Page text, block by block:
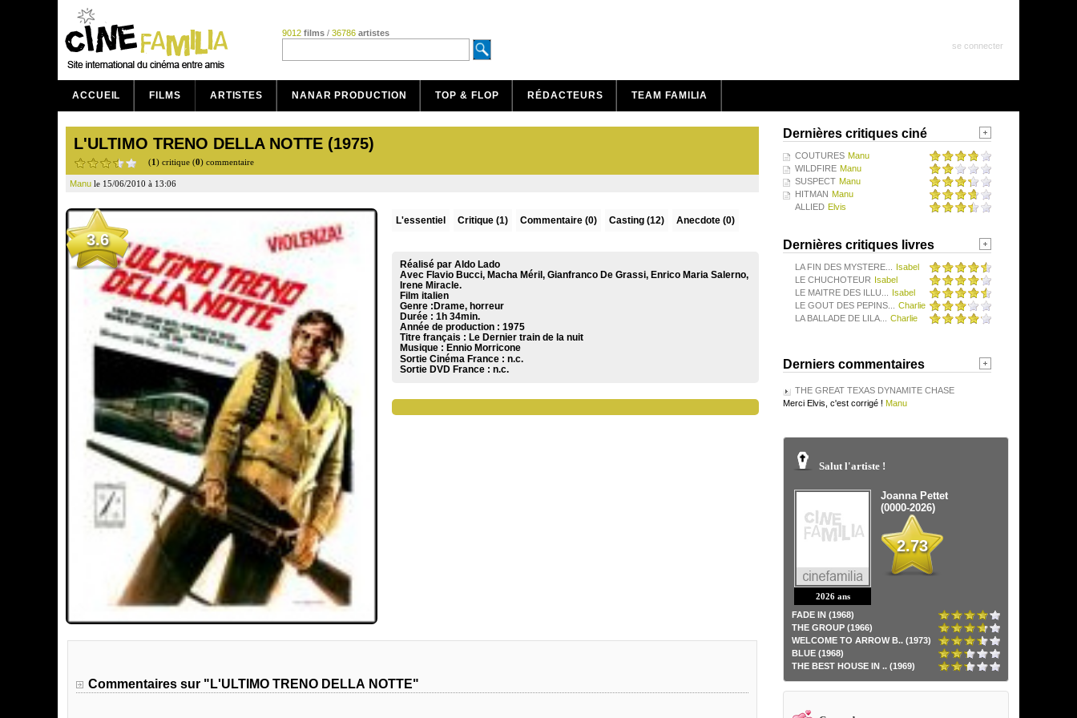
9012 films / 36786 artistes
se connecter
ACCUEIL FILMS ARTISTES NANAR PRODUCTION TOP & FLOP RÉDACTEURS TEAM FAMILIA
L'ULTIMO TRENO DELLA NOTTE (1975)
(1) critique (0) commentaire
Manu le 15/06/2010 à 13:06
3.6
L'essentiel Critique(1) Commentaire(0) Casting (12) Anecdote (0)
Réalisé par Aldo Lado
Avec Flavio Bucci, Macha Méril, Gianfranco De Grassi, Enrico Maria Salerno,
Irene Miracle.
Film italien
Genre :Drame, horreur
Durée : 1h 34min.
Année de production : 1975
Titre français : Le Dernier train de la nuit
Musique : Ennio Morricone
Sortie Cinéma France : n.c.
Sortie DVD France : n.c.
Commentaires sur "L'ULTIMO TRENO DELLA NOTTE"
Dernières critiques ciné
COUTURES Manu
WILDFIRE Manu
SUSPECT Manu
HITMAN Manu
ALLIED Elvis
Dernières critiques livres
LA FIN DES MYSTERE...
Isabel
LE CHUCHOTEUR Isabel
LE MAITRE DES ILLU...
Isabel
LE GOUT DES PEPINS...
Charlie
LA BALLADE DE LILA...
Charlie
Derniers commentaires
THE GREAT TEXAS DYNAMITE CHASE
Merci Elvis, c'est corrigé ! Manu
Salut l'artiste !
2026 ans
Joanna Pettet
(0000-2026)
2.73
FADE IN (1968)
THE GROUP (1966)
WELCOME TO ARROW B.. (1973)
BLUE (1968)
THE BEST HOUSE IN .. (1969)